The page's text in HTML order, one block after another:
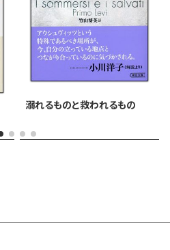
溺れるものと救われるもの